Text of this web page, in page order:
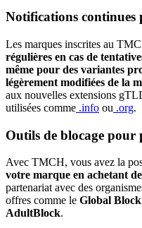
Notifications
Les marques inscrites au
régulières en cas de
même pour des variantes
légèrement modifiées de la
aux nouvelles extensions
utilisées comme .info ou .org.
Outils de blocage
Avec TMCH, vous avez la
votre marque en achetant
partenariat avec des
offres comme le Global Block
AdultBlock.